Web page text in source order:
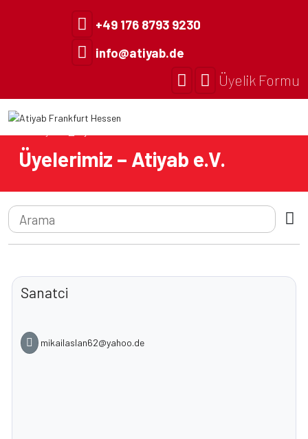
+49 176 8793 9230
info@atiyab.de
Üyelik Formu
Üyelerimiz – Atiyab e.V.
Sanatci
mikailaslan62@yahoo.de